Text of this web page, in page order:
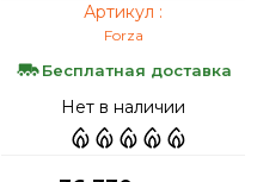
Артикул :
Forza
Бесплатная доставка
Нет в наличии